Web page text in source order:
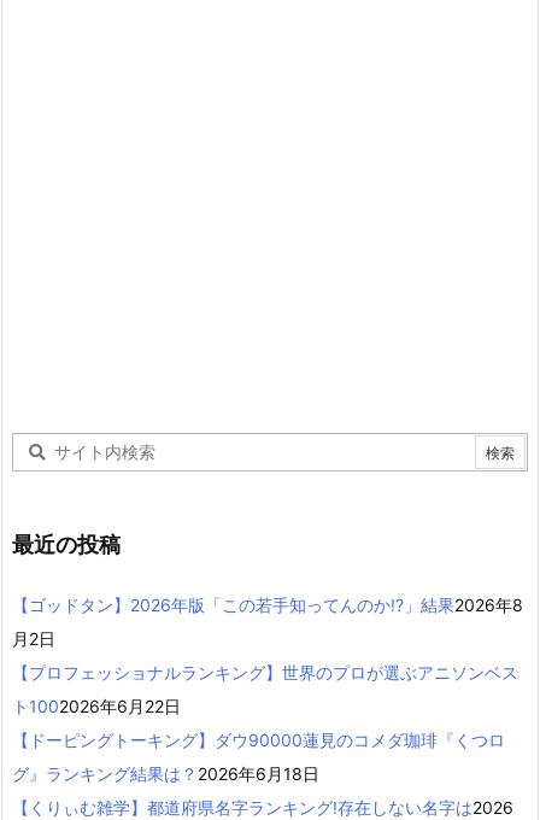
最近の投稿
【ゴッドタン】2026年版「この若手知ってんのか!?」結果2026年8
月2日
【プロフェッショナルランキング】世界のプロが選ぶアニソンベス
ト1002026年6月22日
【ドーピングトーキング】ダウ90000蓮見のコメダ珈琲『くつロ
グ』ランキング結果は？ 2026年6月18日
【くりぃむ雑学】都道府県名字ランキング!存在しない名字は2026